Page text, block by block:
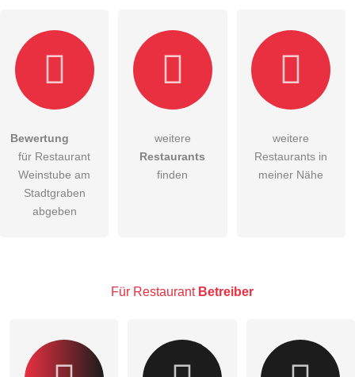
Die Datenschutzerklärunghabe ich zur Kenntnis genommen.
öffentliche Frage stellen
Restaurant-Eintrag zu stellen.
Bewertung
für Restaurant
Weinstube am
Stadtgraben
abgeben
weitere
Restaurants
finden
weitere
Restaurants in
meiner Nähe
Für Restaurant Betreiber